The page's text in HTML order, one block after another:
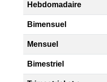
Hebdomadaire
Bimensuel
Mensuel
Bimestriel